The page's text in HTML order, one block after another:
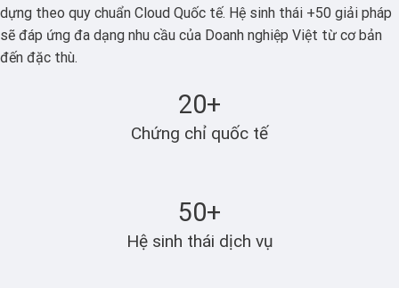
dựng theo quy chuẩn Cloud Quốc tế. Hệ sinh thái +50 giải pháp
sẽ đáp ứng đa dạng nhu cầu của Doanh nghiệp Việt từ cơ bản
đến đặc thù.
20+
Chứng chỉ quốc tế
50+
Hệ sinh thái dịch vụ